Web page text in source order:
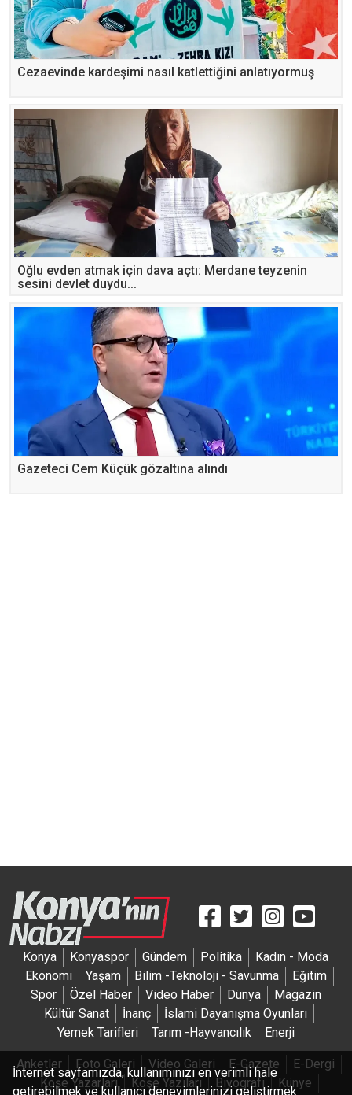
Cezaevinde kardeşimi nasıl katlettiğini anlatıyormuş
Oğlu evden atmak için dava açtı: Merdane teyzenin
sesini devlet duydu...
Gazeteci Cem Küçük gözaltına alındı
Konya Konyaspor Gündem Politika
Kadın - Moda
Ekonomi
Yaşam Bilim -Teknoloji - Savunma
Eğitim
Spor
Özel Haber Video Haber Dünya
Magazin
Kültür Sanat
İnanç
İslami Dayanışma Oyunları
Yemek Tarifleri
Tarım -Hayvancılık Enerji
Anketler Foto Galeri Video Galeri E-Gazete
E-Dergi
Köşe Yazarları
Köşe Yazıları Biyografi
Künye
İnternet sayfamızda, kullanımınızı en verimli hale
getirebilmek ve kullanıcı deneyimlerinizi geliştirmek